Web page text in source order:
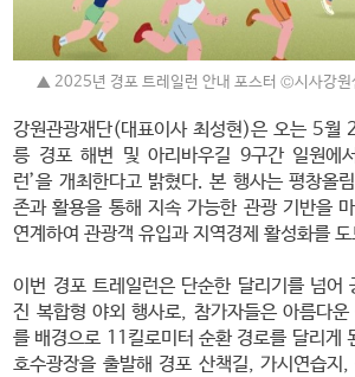
▲ 2025년 경포 트레일런 안내 포스터 ©시사강원
강원관광재단(대표이사 최성현)은 오는 5월
릉 경포 해변 및 아리바우길 9구간 일원에
런’을 개최한다고 밝혔다. 본 행사는 평창올
존과 활용을 통해 지속 가능한 관광 기반을
연계하여 관광객 유입과 지역경제 활성화를
이번 경포 트레일런은 단순한 달리기를 넘어
진 복합형 야외 행사로, 참가자들은 아름다
를 배경으로 11킬로미터 순환 경로를 달리게
호수광장을 출발해 경포 산책길, 가시연습지